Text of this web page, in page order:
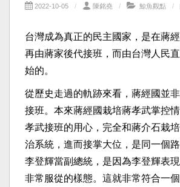
2022-10-05 陳銘堯 鯨魚觀點
台灣成為真正的民主國家，是在蔣
再由蔣家後代接班，而由台灣人民
始的。
從歷史走過的軌跡來看，蔣經國並
接班。本來蔣經國栽培蔣孝武掌控
孝武接班的用心，完全和蔣介石栽
治系統，進而接掌大位，是同一個
李登輝當副總統，是因為李登輝表
非常服從的樣態。這就非常符合一個